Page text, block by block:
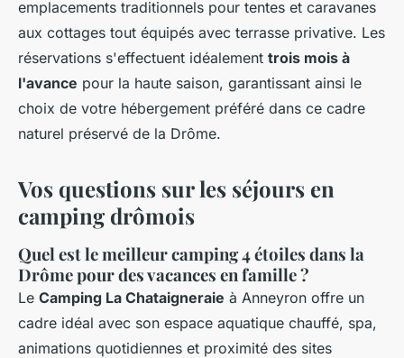
emplacements traditionnels pour tentes et caravanes
aux cottages tout équipés avec terrasse privative. Les
réservations s'effectuent idéalement trois mois à
l'avance pour la haute saison, garantissant ainsi le
choix de votre hébergement préféré dans ce cadre
naturel préservé de la Drôme.
Vos questions sur les séjours en
camping drômois
Quel est le meilleur camping 4 étoiles dans la
Drôme pour des vacances en famille ?
Le Camping La Chataigneraie à Anneyron offre un
cadre idéal avec son espace aquatique chauffé, spa,
animations quotidiennes et proximité des sites